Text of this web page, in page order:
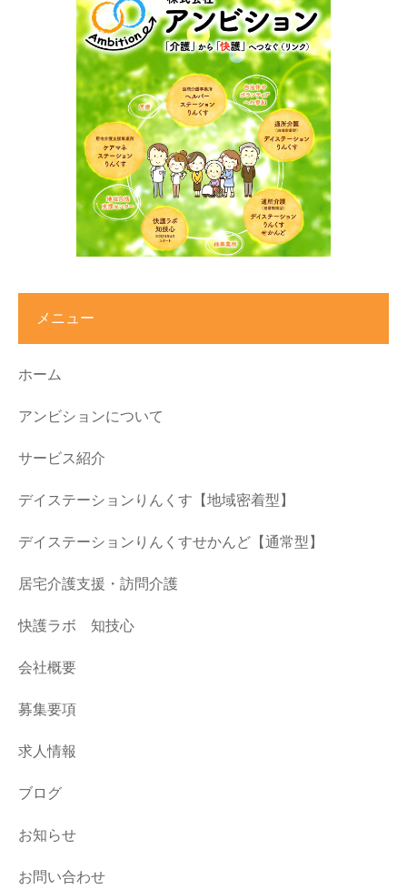
メニュー
ホーム
アンビションについて
サービス紹介
デイステーションりんくす【地域密着型】
デイステーションりんくすせかんど【通常型】
居宅介護支援・訪問介護
快護ラボ 知技心
会社概要
募集要項
求人情報
ブログ
お知らせ
お問い合わせ